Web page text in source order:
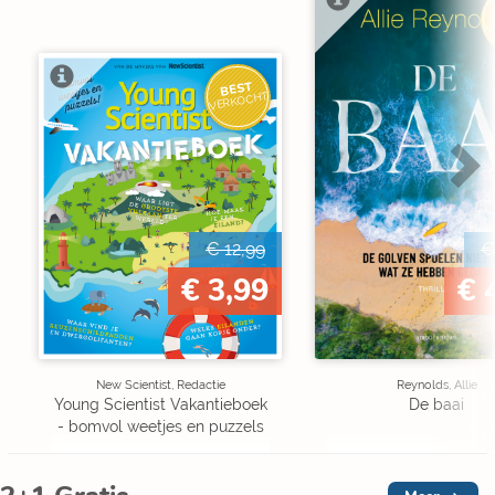
BEST
VERKOCHT
€ 12,99
€ 3,99
New Scientist, Redactie
Young Scientist Vakantieboek
- bomvol weetjes en puzzels
€
€
Reynolds, Allie
De baai